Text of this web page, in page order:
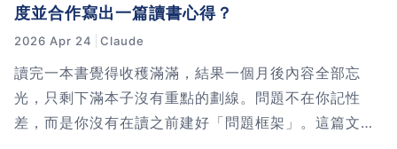
度並合作寫出一篇讀書心得？
2026 Apr 24 Claude
讀完一本書覺得收穫滿滿，結果一個月後內容全部忘
光，只剩下滿本子沒有重點的劃線。問題不在你記性
差，而是你沒有在讀之前建好「問題框架」。這篇文章